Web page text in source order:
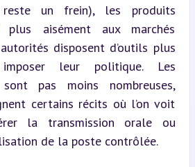
reste un frein), les produits
plus aisément aux marchés
disposent d’outils plus
leur politique. Les
sont pas moins nombreuses,
certains récits où l’on voit
la transmission orale ou
de la poste contrôlée.